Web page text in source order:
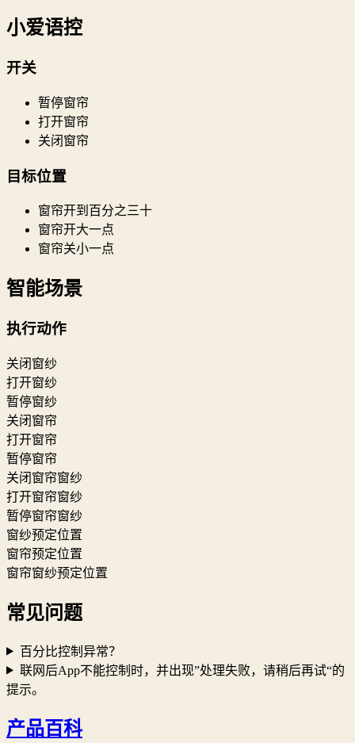
小爱语控
开关
暂停窗帘
打开窗帘
关闭窗帘
目标位置
窗帘开到百分之三十
窗帘开大一点
窗帘关小一点
智能场景
执行动作
关闭窗纱
打开窗纱
暂停窗纱
关闭窗帘
打开窗帘
暂停窗帘
关闭窗帘窗纱
打开窗帘窗纱
暂停窗帘窗纱
窗纱预定位置
窗帘预定位置
窗帘窗纱预定位置
常见问题
百分比控制异常？
联网后App不能控制时，并出现”处理失败，请稍后再试“的
提示。
产品百科